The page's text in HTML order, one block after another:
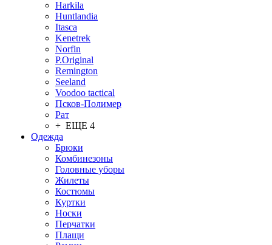
Harkila
Huntlandia
Itasca
Kenetrek
Norfin
P.Original
Remington
Seeland
Voodoo tactical
Псков-Полимер
Рат
+ ЕЩЕ 4
Одежда
Брюки
Комбинезоны
Головные уборы
Жилеты
Костюмы
Куртки
Носки
Перчатки
Плащи